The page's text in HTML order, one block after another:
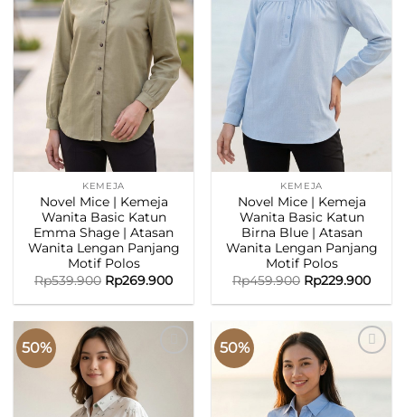
KEMEJA
Novel Mice | Kemeja
Wanita Basic Katun
Emma Shage | Atasan
Wanita Lengan Panjang
Motif Polos
Rp539.900 Rp269.900
KEMEJA
Novel Mice | Kemeja
Wanita Basic Katun
Birna Blue | Atasan
Wanita Lengan Panjang
Motif Polos
Rp459.900 Rp229.900
50%
ADD TO
WISHLIST
50%
ADD TO
WISHLIST